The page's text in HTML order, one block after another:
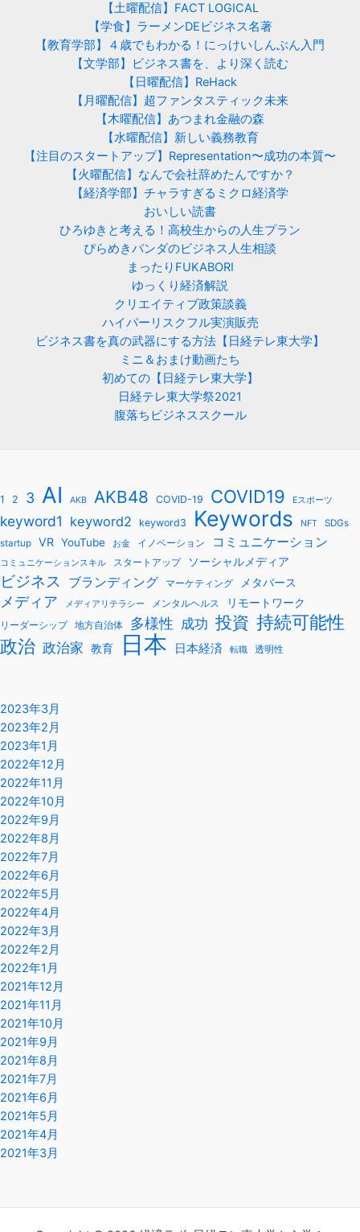
【土曜配信】FACT LOGICAL
【学食】ラーメンDEビジネス名著
【教育学部】４歳でもわかる！にっけいしんぶん入門
【文学部】ビジネス書を、より深く読む
【日曜配信】ReHack
【月曜配信】超ファンタスティック未来
【木曜配信】あつまれ金融の森
【水曜配信】新しい義務教育
【注目のスタートアップ】Representation〜成功の本質〜
【火曜配信】なんで会社辞めたんですか？
【経済学部】チャラすぎるミクロ経済学
おいしい読書
ひろゆきと考える！高校生からの人生プラン
ぴらめきパンダのビジネス人生相談
まったりFUKABORI
ゆっくり経済解説
クリエイティブ政策談義
ハイパーリスクフル実演販売
ビジネス書を真の武器にする方法【日経テレ東大学】
ミニ＆おまけ動画たち
初めての【日経テレ東大学】
日経テレ東大学祭2021
腹落ちビジネススクール
1 2 3 AI AKB AKB48 COVID-19 COVID19 Eスポーツ
keyword1 keyword2 keyword3 Keywords NFT
SDGs
startup
VR YouTube お金 イノベーション コミュニケーション
コミュニケーションスキル スタートアップ ソーシャルメディア
ビジネス ブランディング マーケティング メタバース
メディア メディアリテラシー メンタルヘルス リモートワーク
リーダーシップ 地方自治体 多様性 成功 投資 持続可能性
政治 政治家 教育 日本 日本経済 転職 透明性
2023年3月
2023年2月
2023年1月
2022年12月
2022年11月
2022年10月
2022年9月
2022年8月
2022年7月
2022年6月
2022年5月
2022年4月
2022年3月
2022年2月
2022年1月
2021年12月
2021年11月
2021年10月
2021年9月
2021年8月
2021年7月
2021年6月
2021年5月
2021年4月
2021年3月